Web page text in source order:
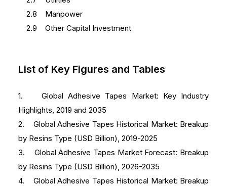
2.8 Manpower
2.9 Other Capital Investment
List of Key Figures and Tables
1. Global Adhesive Tapes Market: Key Industry
Highlights, 2019 and 2035
2. Global Adhesive Tapes Historical Market: Breakup
by Resins Type (USD Billion), 2019-2025
3. Global Adhesive Tapes Market Forecast: Breakup
by Resins Type (USD Billion), 2026-2035
4. Global Adhesive Tapes Historical Market: Breakup